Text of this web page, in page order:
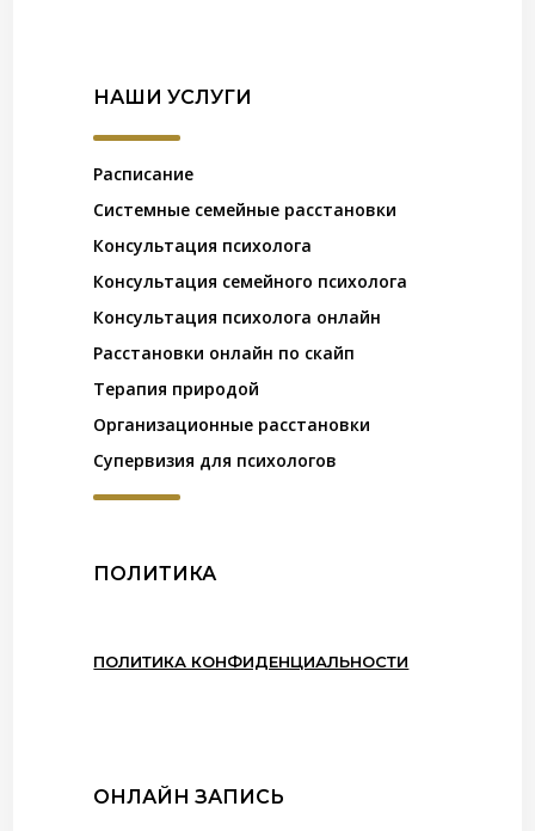
НАШИ УСЛУГИ
Расписание
Системные семейные расстановки
Консультация психолога
Консультация семейного психолога
Консультация психолога онлайн
Расстановки онлайн по скайп
Терапия природой
Организационные расстановки
Супервизия для психологов
ПОЛИТИКА
ПОЛИТИКА КОНФИДЕНЦИАЛЬНОСТИ
ОНЛАЙН ЗАПИСЬ